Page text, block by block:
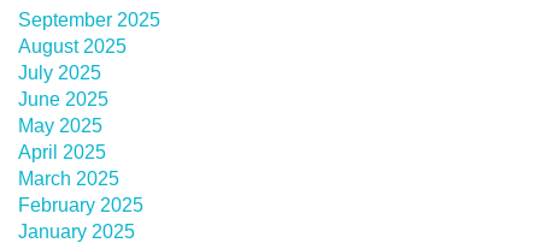
September 2025
August 2025
July 2025
June 2025
May 2025
April 2025
March 2025
February 2025
January 2025